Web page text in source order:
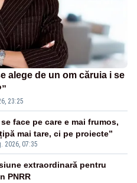
alege de un om căruia i se
23:25
2026, 07:35
face pe care e mai frumos,
mai tare, ci pe proiecte”
extraordinară pentru
PNRR